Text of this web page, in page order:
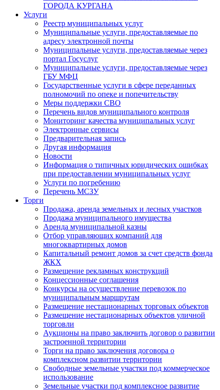
ГОРОДА КУРГАНА
Услуги
Реестр муниципальных услуг
Муниципальные услуги, предоставляемые по
адресу электронной почты
Муниципальные услуги, предоставляемые через
портал Госуслуг
Муниципальные услуги, предоставляемые через
ГБУ МФЦ
Государственные услуги в сфере переданных
полномочий по опеке и попечительству
Меры поддержки СВО
Перечень видов муниципального контроля
Мониторинг качества муниципальных услуг
Электронные сервисы
Предварительная запись
Другая информация
Новости
Информация о типичных юридических ошибках
при предоставлении муниципальных услуг
Услуги по погребению
Перечень МСЗУ
Торги
Продажа, аренда земельных и лесных участков
Продажа муниципального имущества
Аренда муниципальной казны
Отбор управляющих компаний для
многоквартирных домов
Капитальный ремонт домов за счет средств фонда
ЖКХ
Размещение рекламных конструкций
Концессионные соглашения
Конкурсы на осуществление перевозок по
муниципальным маршрутам
Размещение нестационарных торговых объектов
Размещение нестационарных объектов уличной
торговли
Аукционы на право заключить договор о развитии
застроенной территории
Торги на право заключения договора о
комплексном развитии территории
Свободные земельные участки под коммерческое
использование
Земельные участки под комплексное развитие